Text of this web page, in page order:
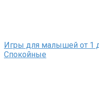
Игры для малышей от 1
Спокойные